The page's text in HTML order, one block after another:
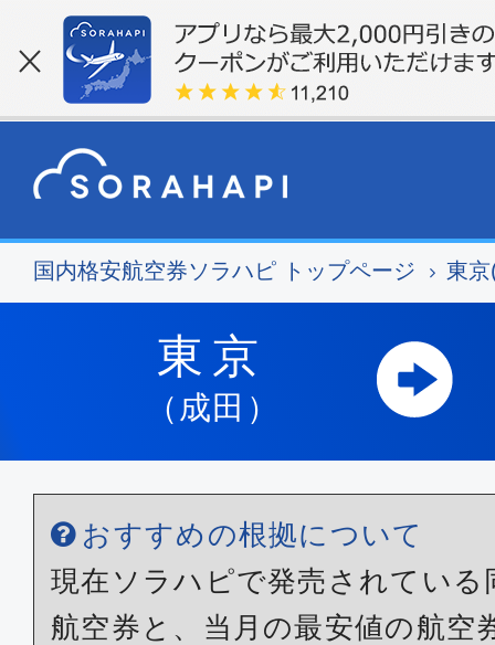
国内格安航空券ソラハピ トップページ 東
東京
（成田）
おすすめの根拠について
現在ソラハピで発売されている
航空券と、当月の最安値の航空